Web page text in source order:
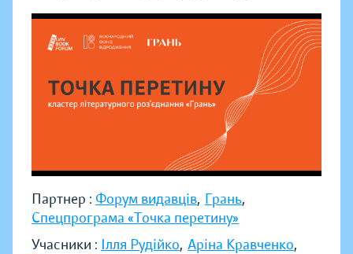
Партнер : Форум видавців, Грань,
Спецпрограма «Точка перетину»
Учасники : Ілля Рудійко, Аріна Кравченко,